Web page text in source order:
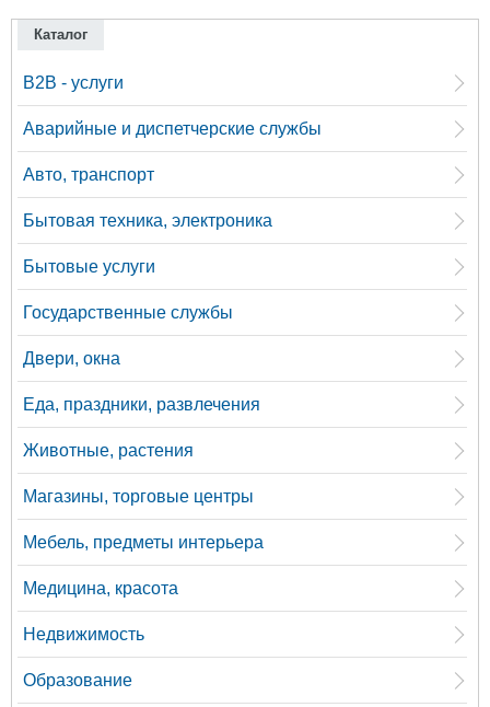
Каталог
B2B - услуги
Аварийные и диспетчерские службы
Авто, транспорт
Бытовая техника, электроника
Бытовые услуги
Государственные службы
Двери, окна
Еда, праздники, развлечения
Животные, растения
Магазины, торговые центры
Мебель, предметы интерьера
Медицина, красота
Недвижимость
Образование